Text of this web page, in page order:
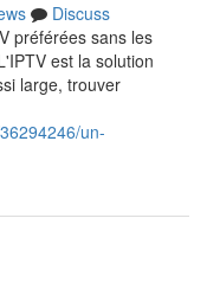
Discuss
préférées sans les
est la solution
large, trouver
un-